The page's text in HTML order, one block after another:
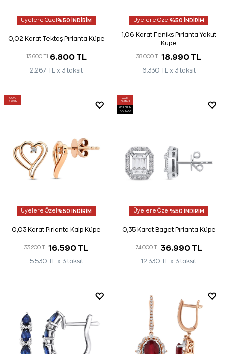
Üyelere Özel %50 İNDİRİM
0,02 Karat Tektaş Pırlanta Küpe
13.600 TL 6.800 TL
2.267 TL x 3 taksit
Üyelere Özel %50 İNDİRİM
1,06 Karat Feniks Pırlanta Yakut
Küpe
38.000 TL 18.990 TL
6.330 TL x 3 taksit
ÇOK
SATAN
Üyelere Özel %50 İNDİRİM
0,03 Karat Pırlanta Kalp Küpe
33.200 TL 16.590 TL
5.530 TL x 3 taksit
ÇOK
SATAN
AYNI GÜN
KARGO
Üyelere Özel %50 İNDİRİM
0,35 Karat Baget Pırlanta Küpe
74.000 TL 36.990 TL
12.330 TL x 3 taksit